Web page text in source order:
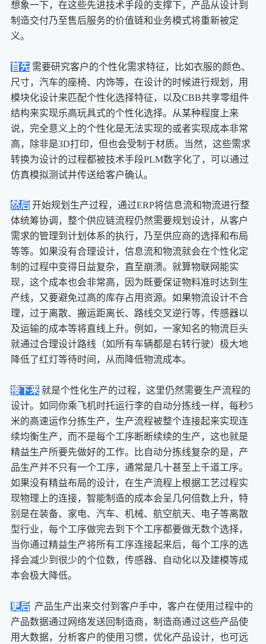
想象一下，在这些先进技术手段的支撑下，产品从设计到
制造交付乃至售后服务的价值链和业务模式将重新被定
义。
首先需要研究客户的个性化需求特征，比如衣服的颜色、
尺寸，汽车的座椅、内饰等，在设计的时候进行规划，用
模块化设计来匹配个性化选择特征，以及CBB共享零组件
结构来实现乐高玩具式的个性化选择。从某种程度上来
说，完全意义上的个性化是无法实现的或者实现成本非常
高，除非是3D打印，但也会受制于材质。当然，这些需求
转换为设计的过程都被技术手段PLM数字化了，可以通过
仿真模拟测试并传送给客户确认。
然后开始规划生产过程，通过ERP将信息流和物流进行整
体统筹协调，整个供应链流程仍然需要规划设计，从客户
需求的管理到计划体系的执行，乃至供应商的选择和布局
等等。如果没有合理设计，信息流和物流就会在个性化定
制的过程中变得日益复杂，直至崩溃。就算物联网能实
现，这个成本也会非常高，因为既要保证物料准时达到生
产线，又要避免过高的库存占用资源。如果物流设计不合
理，过于离散、搬运距离长、路线交叉逆行等，传感器以
及运输的成本等将直线上升。例如，一家知名的物流巨头
就通过合理设计路线（如所有车辆都是右转行驶）极大地
降低了红灯等待时间，从而降低物流成本。
接下来就是个性化生产的过程，这里仍然需要生产流程的
设计。如同你乘飞机时托运行李的自动分拣线一样，每秒5
米的高速运作分拣生产，生产流程被整个连接起来实现连
续均衡生产，而不是每个工序断断续续的生产，这也就是
精益生产所要先做好的工作。比自动分拣线复杂的是，产
品生产并不只有一个工序，通常是几十甚至上千道工序。
如果没有精益布局的设计，在生产流程上根据工艺过程实
现物理上的连接，智能制造的成本会呈几何倍数上升，特
别是在装备、家电、汽车、机械、航空航天、电子等离散
型行业，每个工序做完去到下个工序都要做无数个选择，
当你通过精益生产将所有工序连接起来后，每个工序的选
择会减少到很少的个位数，传感器、自动化以及建模等成
本会极大降低。
更后产品生产出来交付到客户手中，客户在使用过程中的
产品数据通过网络发送回制造商，制造商通过这些产品使
用大数据，分析客户的使用习惯，优化产品设计，也可远